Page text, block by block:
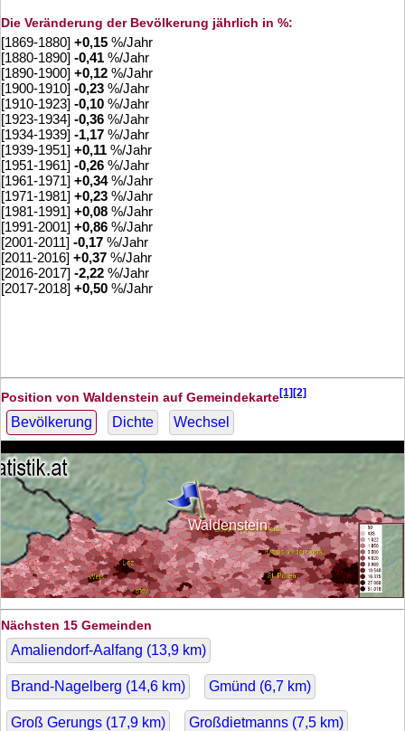
Die Veränderung der Bevölkerung jährlich in %:
[1869-1880] +0,15 %/Jahr
[1880-1890] -0,41 %/Jahr
[1890-1900] +0,12 %/Jahr
[1900-1910] -0,23 %/Jahr
[1910-1923] -0,10 %/Jahr
[1923-1934] -0,36 %/Jahr
[1934-1939] -1,17 %/Jahr
[1939-1951] +0,11 %/Jahr
[1951-1961] -0,26 %/Jahr
[1961-1971] +0,34%/Jahr
[1971-1981] +0,23 %/Jahr
[1981-1991] +0,08 %/Jahr
[1991-2001] +0,86 %/Jahr
[2001-2011] -0,17 %/Jahr
[2011-2016] +0,37 %/Jahr
[2016-2017] -2,22 %/Jahr
[2017-2018] +0,50 %/Jahr
Position von Waldenstein auf Gemeindekarte[1][2]
Bevölkerung Dichte Wechsel
Waldenstein
Nächsten 15 Gemeinden
Amaliendorf-Aalfang (13,9 km)
Brand-Nagelberg (14,6 km) Gmünd (6,7 km)
Groß Gerungs (17,9 km) Großdietmanns (7,5 km)